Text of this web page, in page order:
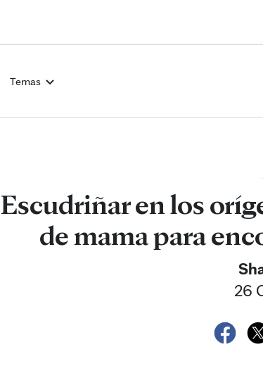
Temas
Escudriñar en los
de mama para
26